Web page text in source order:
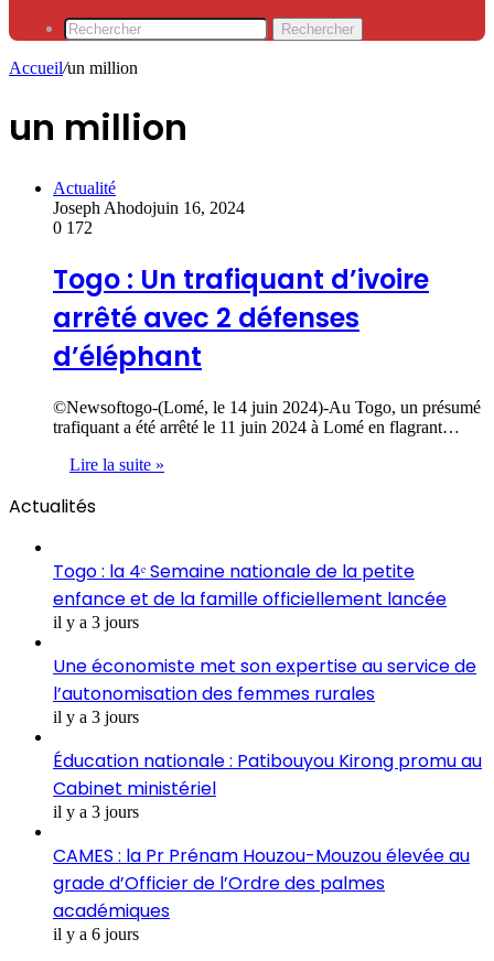
Rechercher
Accueil/un million
un million
Actualité
Joseph Ahodojuin 16, 2024
0 172
Togo : Un trafiquant d’ivoire
arrêté avec 2 défenses
d’éléphant
©Newsoftogo-(Lomé, le 14 juin 2024)-Au Togo, un présumé
trafiquant a été arrêté le 11 juin 2024 à Lomé en flagrant…
Lire la suite »
Actualités
Togo : la 4ᵉ Semaine nationale de la petite
enfance et de la famille officiellement lancée
il y a 3 jours
Une économiste met son expertise au service de
l’autonomisation des femmes rurales
il y a 3 jours
Éducation nationale : Patibouyou Kirong promu au
Cabinet ministériel
il y a 3 jours
CAMES : la Pr Prénam Houzou-Mouzou élevée au
grade d’Officier de l’Ordre des palmes
académiques
il y a 6 jours